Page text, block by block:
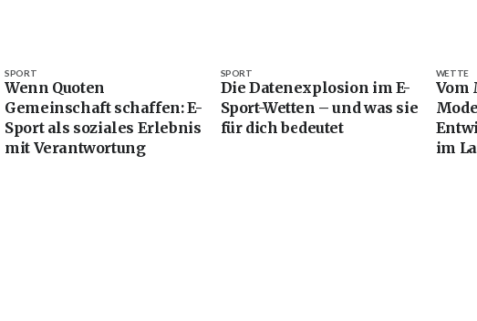
Wenn Quoten
Gemeinschaft schaffen: E-
Sport als soziales Erlebnis
mit Verantwortung
SPORT
Die Datenexplosion im E-
Sport-Wetten – und was sie
für dich bedeutet
SPORT
Vom
im
WETTE